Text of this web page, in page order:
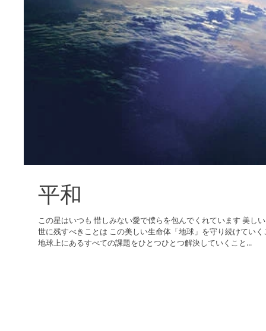
平和
この星はいつも 惜しみない愛で僕らを包んでくれています 美し
世に残すべきことは この美しい生命体「地球」を守り続けてい
地球上にあるすべての課題をひとつひとつ解決していくこと...